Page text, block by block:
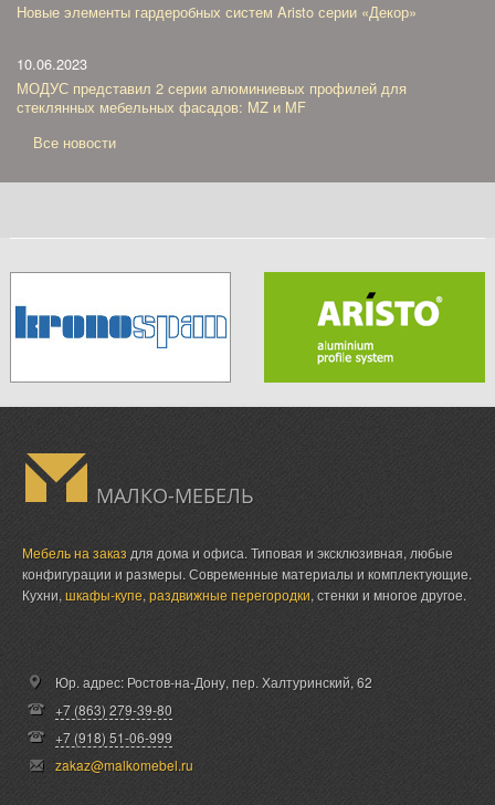
Новые элементы гардеробных систем Aristo серии «Декор»
10.06.2023
МОДУС представил 2 серии алюминиевых профилей для
стеклянных мебельных фасадов: MZ и MF
Все новости
МАЛКО-МЕБЕЛЬ
Мебель на заказ для дома и офиса. Типовая и эксклюзивная, любые
конфигурации и размеры. Современные материалы и комплектующие.
Кухни, шкафы-купе, раздвижные перегородки, стенки и многое другое.
Юр. адрес: Ростов-на-Дону, пер. Халтуринский, 62
+7 (863) 279-39-80
+7 (918) 51-06-999
zakaz@malkomebel.ru